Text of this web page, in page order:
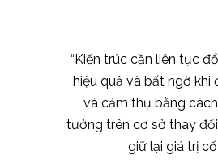
“Kiến trúc cần liên tục
hiệu quả và bất ngờ khi
và cảm thụ bằng
tưởng trên cơ sở thay
giữ lại giá trị